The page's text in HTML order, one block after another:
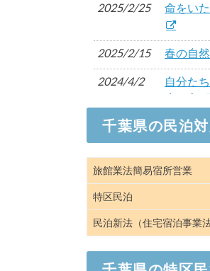
2025/2/25 命をい
2025/2/15 春の自
2024/4/2
自分た
生き方
2023/12/20 里山に
2022/4/3 日本全
2021/10/6
平日使
2021/9/30
関係人
千葉県の民泊
旅館業法簡易宿所営業
特区民泊
民泊新法（住宅宿泊事業法